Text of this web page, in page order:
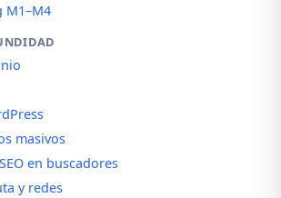
M1–M4
masivos
en buscadores
y redes